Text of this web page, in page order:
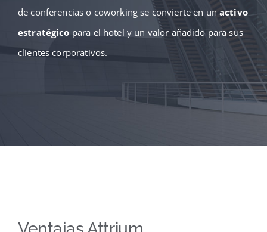
de conferencias o coworking se convierte en unactivo
estratégico para el hotel y un valor añadido para sus
clientes corporativos.